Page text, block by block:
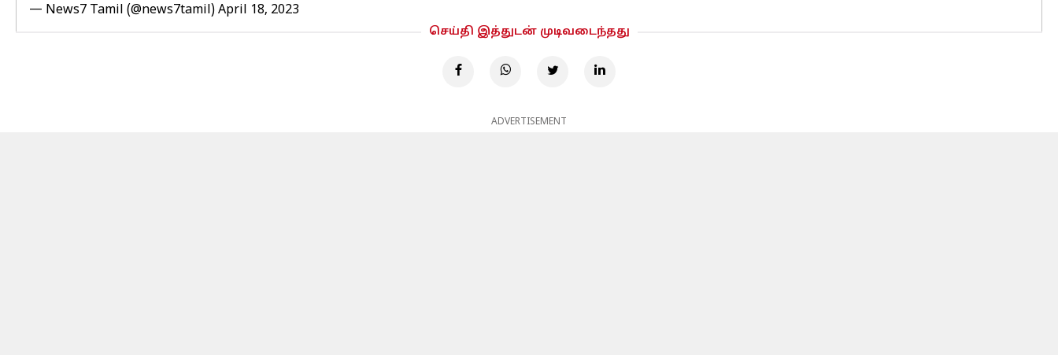
— News7 Tamil (@news7tamil) April 18, 2023
செய்தி இத்துடன் முடிவடைந்தது
ADVERTISEMENT